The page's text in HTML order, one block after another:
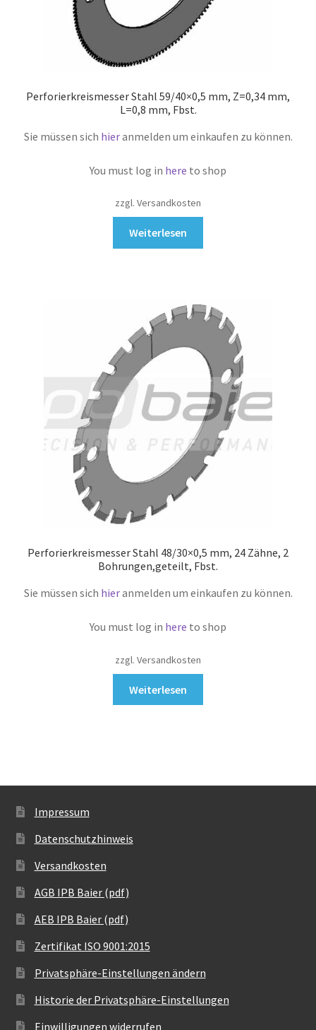
Perforierkreismesser Stahl 59/40×0,5 mm, Z=0,34 mm,
L=0,8 mm, Fbst.
Sie müssen sich hieranmelden um einkaufen zu können.
You must log in here to shop
zzgl. Versandkosten
Weiterlesen
Perforierkreismesser Stahl 48/30×0,5 mm, 24 Zähne, 2
Bohrungen,geteilt, Fbst.
Sie müssen sich hieranmelden um einkaufen zu können.
You must log in here to shop
zzgl. Versandkosten
Weiterlesen
Impressum
Datenschutzhinweis
Versandkosten
AGB IPB Baier (pdf)
AEB IPB Baier (pdf)
Zertifikat ISO 9001:2015
Privatsphäre-Einstellungen ändern
Historie der Privatsphäre-Einstellungen
Einwilligungen widerrufen